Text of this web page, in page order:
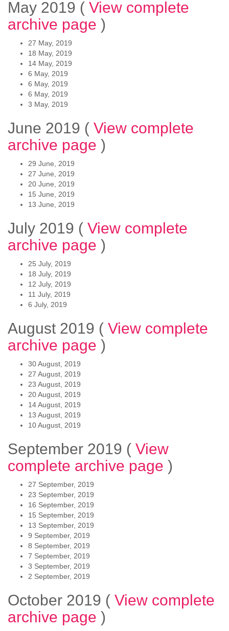
May 2019 ( View complete
archive page )
27 May, 2019
18 May, 2019
14 May, 2019
6 May, 2019
6 May, 2019
6 May, 2019
3 May, 2019
June 2019 ( View complete
archive page )
29 June, 2019
27 June, 2019
20 June, 2019
15 June, 2019
13 June, 2019
July 2019 ( View complete
archive page )
25 July, 2019
18 July, 2019
12 July, 2019
11 July, 2019
6 July, 2019
August 2019 ( View complete
archive page )
30 August, 2019
27 August, 2019
23 August, 2019
20 August, 2019
14 August, 2019
13 August, 2019
10 August, 2019
September 2019 ( View
complete archive page )
27 September, 2019
23 September, 2019
16 September, 2019
15 September, 2019
13 September, 2019
9 September, 2019
8 September, 2019
7 September, 2019
3 September, 2019
2 September, 2019
October 2019 ( View complete
archive page )